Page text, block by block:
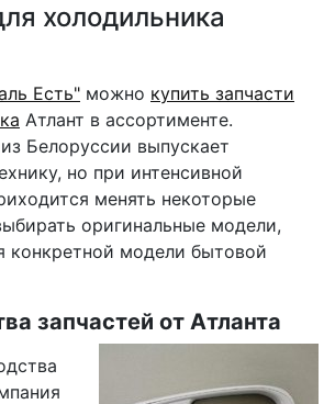
холодильника
Есть" можно купить запчасти
Атлант в ассортименте.
Белоруссии выпускает
но при интенсивной
менять некоторые
оригинальные модели,
конкретной модели бытовой
запчастей от Атланта